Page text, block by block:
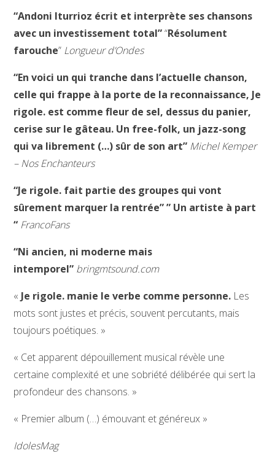
“Andoni Iturrioz écrit et interprète ses chansons
avec un investissement total”“Résolument
farouche” Longueur d’Ondes
“En voici un qui tranche dans l’actuelle chanson,
celle qui frappe à la porte de la reconnaissance, Je
rigole. est comme fleur de sel, dessus du panier,
cerise sur le gâteau. Un free-folk, un jazz-song
qui va librement (…) sûr de son art” Michel Kemper
– Nos Enchanteurs
“Je rigole. fait partie des groupes qui vont
sûrement marquer la rentrée”” Un artiste à part
“ FrancoFans
“Ni ancien, ni moderne mais
intemporel” bringmtsound.com
« Je rigole. manie le verbe comme personne. Les
mots sont justes et précis, souvent percutants, mais
toujours poétiques. »
« Cet apparent dépouillement musical révèle une
certaine complexité et une sobriété délibérée qui sert la
profondeur des chansons. »
« Premier album (…) émouvant et généreux »
IdolesMag